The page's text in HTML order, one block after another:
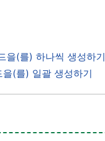
을(를) 하나씩 생성하기
(를) 일괄 생성하기